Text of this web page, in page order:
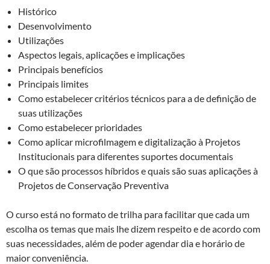
Histórico
Desenvolvimento
Utilizações
Aspectos legais, aplicações e implicações
Principais benefícios
Principais limites
Como estabelecer critérios técnicos para a de definição de
suas utilizações
Como estabelecer prioridades
Como aplicar microfilmagem e digitalização à Projetos
Institucionais para diferentes suportes documentais
O que são processos híbridos e quais são suas aplicações à
Projetos de Conservação Preventiva
O curso está no formato de trilha para facilitar que cada um
escolha os temas que mais lhe dizem respeito e de acordo com
suas necessidades, além de poder agendar dia e horário de
maior conveniência.